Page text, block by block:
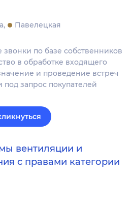
Павелецкая
по базе собственников
в обработке входящего
и проведение встреч
запрос покупателей
вентиляции и
с правами категории